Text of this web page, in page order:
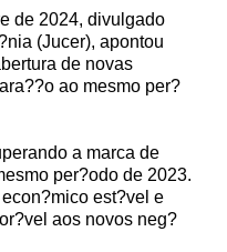
de 2024, divulgado
(Jucer), apontou
de novas
ao mesmo per?
a marca de
per?odo de 2023.
est?vel e
aos novos neg?